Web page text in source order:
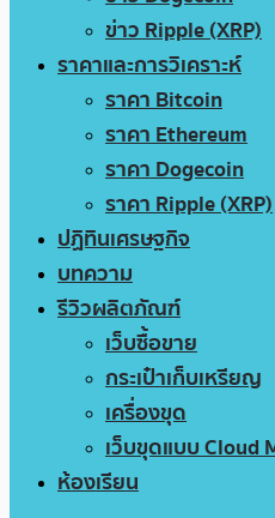
ข่าว Ripple (XRP)
ราคาและการวิเคราะห์
ราคา Bitcoin
ราคา Ethereum
ราคา Dogecoin
ราคา Ripple (XRP)
ปฏิทินเศรษฐกิจ
บทความ
รีวิวผลิตภัณฑ์
เว็บซื้อขาย
กระเป๋าเก็บเหรียญ
เครื่องขุด
เว็บขุดแบบ Cloud
ห้องเรียน